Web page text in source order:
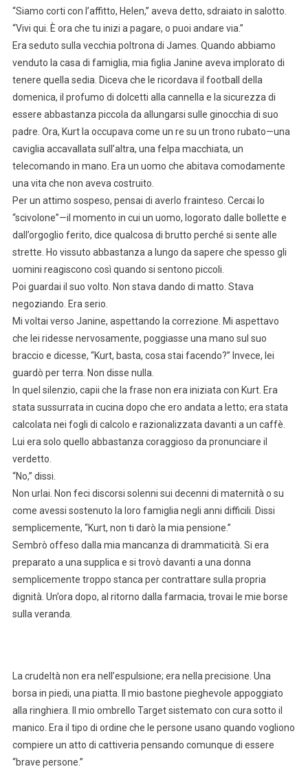
“Siamo corti con l’affitto, Helen,” aveva detto, sdraiato in salotto.
“Vivi qui. È ora che tu inizi a pagare, o puoi andare via.”
Era seduto sulla vecchia poltrona di James. Quando abbiamo
venduto la casa di famiglia, mia figlia Janine aveva implorato di
tenere quella sedia. Diceva che le ricordava il football della
domenica, il profumo di dolcetti alla cannella e la sicurezza di
essere abbastanza piccola da allungarsi sulle ginocchia di suo
padre. Ora, Kurt la occupava come un re su un trono rubato—una
caviglia accavallata sull’altra, una felpa macchiata, un
telecomando in mano. Era un uomo che abitava comodamente
una vita che non aveva costruito.
Per un attimo sospeso, pensai di averlo frainteso. Cercai lo
“scivolone”—il momento in cui un uomo, logorato dalle bollette e
dall’orgoglio ferito, dice qualcosa di brutto perché si sente alle
strette. Ho vissuto abbastanza a lungo da sapere che spesso gli
uomini reagiscono così quando si sentono piccoli.
Poi guardai il suo volto. Non stava dando di matto. Stava
negoziando. Era serio.
Mi voltai verso Janine, aspettando la correzione. Mi aspettavo
che lei ridesse nervosamente, poggiasse una mano sul suo
braccio e dicesse, “Kurt, basta, cosa stai facendo?” Invece, lei
guardò per terra. Non disse nulla.
In quel silenzio, capii che la frase non era iniziata con Kurt. Era
stata sussurrata in cucina dopo che ero andata a letto; era stata
calcolata nei fogli di calcolo e razionalizzata davanti a un caffè.
Lui era solo quello abbastanza coraggioso da pronunciare il
verdetto.
“No,” dissi.
Non urlai. Non feci discorsi solenni sui decenni di maternità o su
come avessi sostenuto la loro famiglia negli anni difficili. Dissi
semplicemente, “Kurt, non ti darò la mia pensione.”
Sembrò offeso dalla mia mancanza di drammaticità. Si era
preparato a una supplica e si trovò davanti a una donna
semplicemente troppo stanca per contrattare sulla propria
dignità. Un’ora dopo, al ritorno dalla farmacia, trovai le mie borse
sulla veranda.
La crudeltà non era nell’espulsione; era nella precisione. Una
borsa in piedi, una piatta. Il mio bastone pieghevole appoggiato
alla ringhiera. Il mio ombrello Target sistemato con cura sotto il
manico. Era il tipo di ordine che le persone usano quando vogliono
compiere un atto di cattiveria pensando comunque di essere
“brave persone.”